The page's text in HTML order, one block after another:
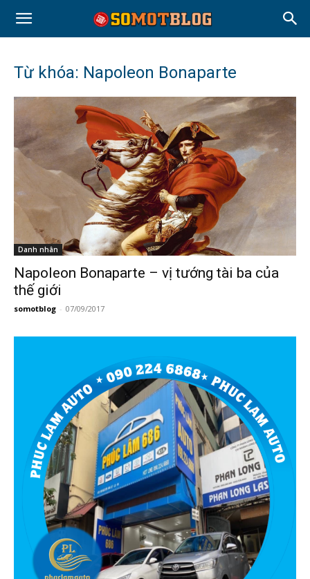
Từ khóa: Napoleon Bonaparte
Danh nhân
Napoleon Bonaparte – vị tướng tài ba của
thế giới
somotblog - 07/09/2017